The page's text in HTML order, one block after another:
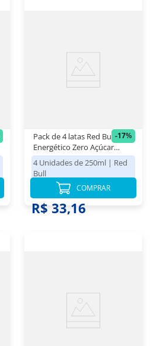
-17%
Pack de 4 latas Red Bull
Energético Zero Açúcar
250ml
4 Unidades de 250ml | Red
Bull
R$ 39,98
R$ 33,16
COMPRAR